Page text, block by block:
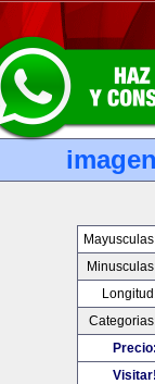
Precio:
Visitar!